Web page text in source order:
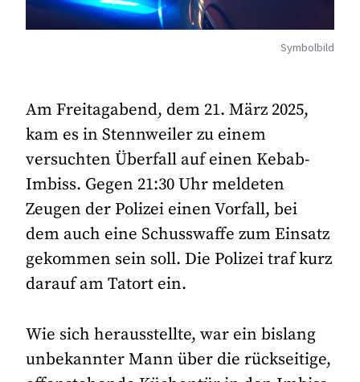
Symbolbild
Am Freitagabend, dem 21. März 2025,
kam es in Stennweiler zu einem
versuchten Überfall auf einen Kebab-
Imbiss. Gegen 21:30 Uhr meldeten
Zeugen der Polizei einen Vorfall, bei
dem auch eine Schusswaffe zum Einsatz
gekommen sein soll. Die Polizei traf kurz
darauf am Tatort ein.
Wie sich herausstellte, war ein bislang
unbekannter Mann über die rückseitige,